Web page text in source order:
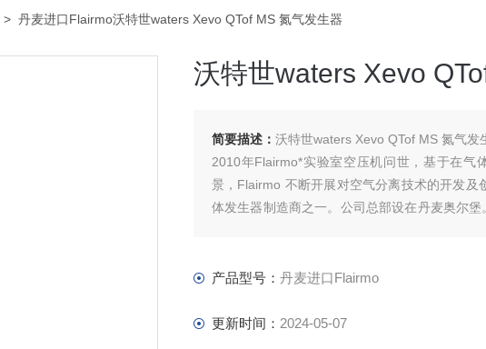
> 丹麦进口Flairmo沃特世waters Xevo QTof MS 氮气发生器
沃特世waters Xevo
简要描述： 沃特世waters Xevo QTof MS 氮气发
2010年Flairmo*实验室空压机问世，基于在
景，Flairmo 不断开展对空气分离技术的开发
体发生器制造商之一。公司总部设在丹麦奥尔
产品型号： 丹麦进口Flairmo
更新时间： 2024-05-07